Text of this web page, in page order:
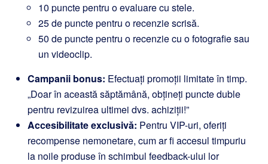
10 puncte pentru o evaluare cu stele.
25 de puncte pentru o recenzie scrisă.
50 de puncte pentru o recenzie cu o fotografie sau
un videoclip.
Campanii bonus: Efectuați promoții limitate în timp.
„Doar în această săptămână, obțineți puncte duble
pentru revizuirea ultimei dvs. achiziții!”
Accesibilitate exclusivă: Pentru VIP-uri, oferiți
recompense nemonetare, cum ar fi accesul timpuriu
la noile produse în schimbul feedback-ului lor